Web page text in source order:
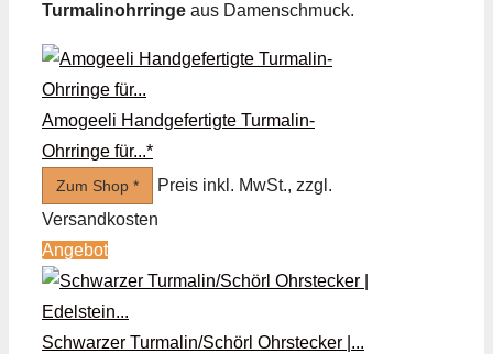
Turmalin­ohrringe aus Damenschmuck.
Amogeeli Handgefertigte Turmalin-
Ohrringe für...*
Zum Shop *
Preis inkl. MwSt., zzgl.
Versandkosten
Angebot
Schwarzer Turmalin/Schörl Ohrstecker |...